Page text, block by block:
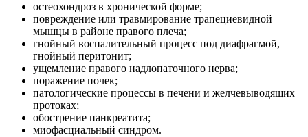
остеохондроз в хронической форме;
повреждение или травмирование трапециевидной
мышцы в районе правого плеча;
гнойный воспалительный процесс под диафрагмой,
гнойный перитонит;
ущемление правого надлопаточного нерва;
поражение почек;
патологические процессы в печени и желчевыводящих
протоках;
обострение панкреатита;
миофасциальный синдром.